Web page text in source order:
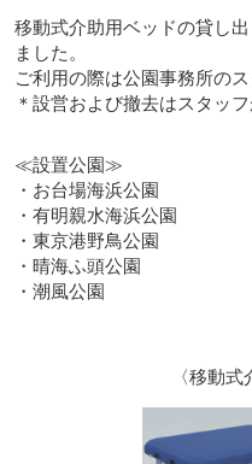
移動式介助用ベッドの貸し
ました。
ご利用の際は公園事務所の
＊設営および撤去はスタッフ
≪設置公園≫
・お台場海浜公園
・有明親水海浜公園
・東京港野鳥公園
・晴海ふ頭公園
・潮風公園
〈移動式